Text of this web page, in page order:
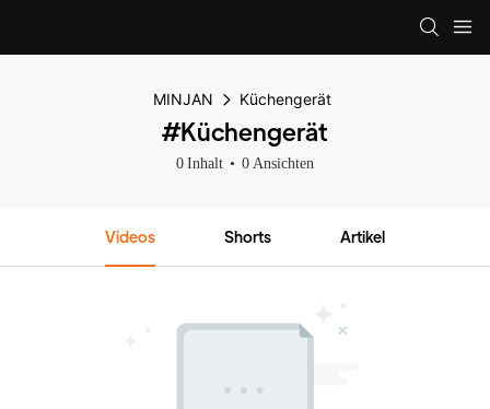
MINJAN Küchengerät
#Küchengerät
0 Inhalt 0 Ansichten
Videos Shorts Artikel